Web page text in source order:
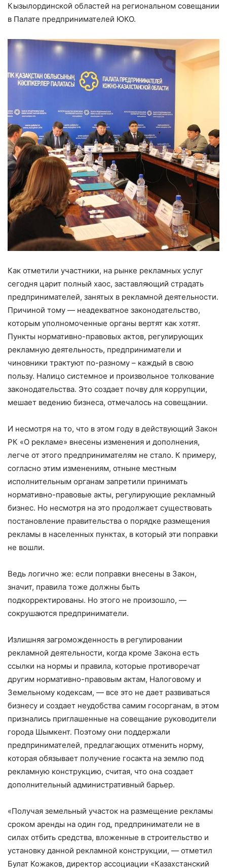
Кызылординской областей на региональном совещании
в Палате предпринимателей ЮКО.
Как отметили участники, на рынке рекламных услуг
сегодня царит полный хаос, заставляющий страдать
предпринимателей, занятых в рекламной деятельности.
Причиной тому — неадекватное законодательство,
которым уполномоченные органы вертят как хотят.
Пункты нормативно-правовых актов, регулирующих
рекламную деятельность, предприниматели и
чиновники трактуют по-разному – каждый в свою
пользу. Налицо системное и произвольное толкование
законодательства. Это создает почву для коррупции,
мешает ведению бизнеса, отмечалось на совещании.
И несмотря на то, что в этом году в действующий Закон
РК «О рекламе» внесены изменения и дополнения,
легче от этого предпринимателям не стало. К примеру,
согласно этим изменениям, отныне местным
исполнительным органам запретили принимать
нормативно-правовые акты, регулирующие рекламный
бизнес. Но несмотря на это продолжает существовать
постановление правительства о порядке размещения
рекламы в населенных пунктах, в который эти поправки
не вошли.
Ведь логично же: если поправки внесены в Закон,
значит, правила тоже должны быть
подкорректированы. Но этого не произошло, —
сокрушаются предприниматели.
Излишняя загроможденность в регулировании
рекламной деятельности, когда кроме Закона есть
ссылки на нормы и правила, которые противоречат
другим нормативно-правовым актам, Налоговому и
Земельному кодексам, — все это не дает развиваться
бизнесу и создает неудобства самим госорганам, в этом
признались приглашенные на совещание руководители
города Шымкент. Поэтому они поддержали
предпринимателей, предлагающих отменить норму,
которая обязывает получение госакта на землю под
рекламную конструкцию, считая, что она создает
дополнительный административный барьер.
«Получая земельный участок на размещение рекламы
сроком аренды на один год, предприниматели не в
силах отбить средства, вложенные в строительство и
установку данной рекламной конструкции, — отметил
Булат Кожаков, директор ассоциации «Казахстанский